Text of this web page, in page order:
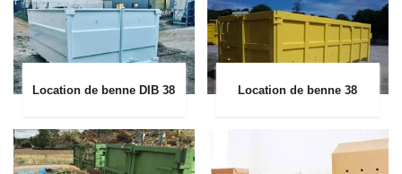
Location de benne DIB 38 Location de benne 38